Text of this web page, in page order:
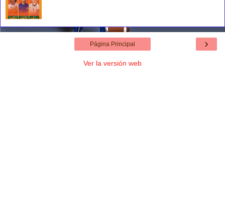
›
Página Principal
Ver la versión web